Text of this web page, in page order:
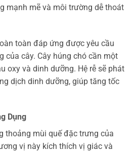
mạnh mẽ và môi trường dễ thoát
toàn đáp ứng được yêu cầu
của cây. Cây húng chó cần một
oxy và dinh dưỡng. Hệ rễ sẽ phát
dịch dinh dưỡng, giúp tăng tốc
Dụng
thoảng mùi quế đặc trưng của
vị này kích thích vị giác và